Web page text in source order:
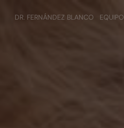
DR. FERNÁNDEZ BLANCO EQUIPO